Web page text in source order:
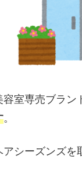
室専売ブラン
。
シーズンズ